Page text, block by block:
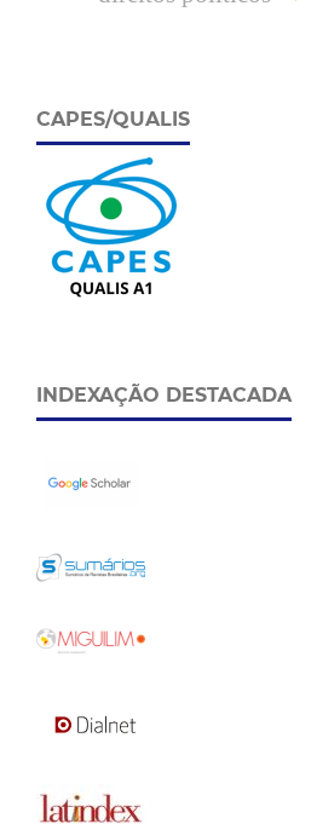
CAPES/QUALIS
INDEXAÇÃO DESTACADA